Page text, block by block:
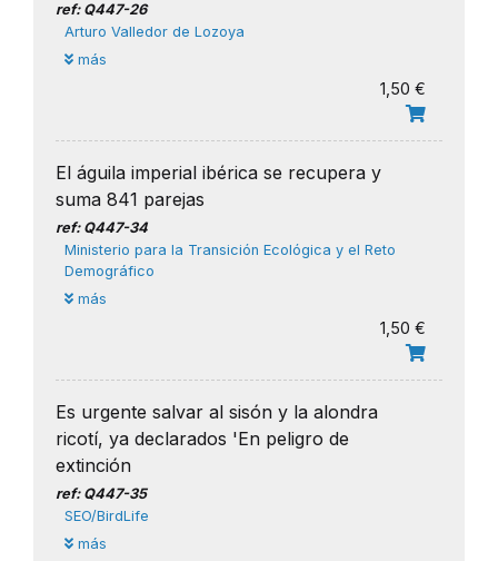
ref: Q447-26
Arturo Valledor de Lozoya
más
1,50 €
El águila imperial ibérica se recupera y
suma 841 parejas
ref: Q447-34
Ministerio para la Transición Ecológica y el Reto
Demográfico
más
1,50 €
Es urgente salvar al sisón y la alondra
ricotí, ya declarados 'En peligro de
extinción
ref: Q447-35
SEO/BirdLife
más